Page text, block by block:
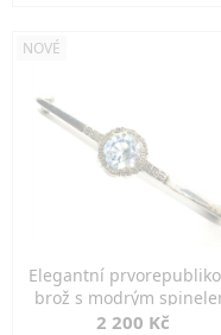
NOVÉ
Elegantní
brož s modrým
2 200 Kč